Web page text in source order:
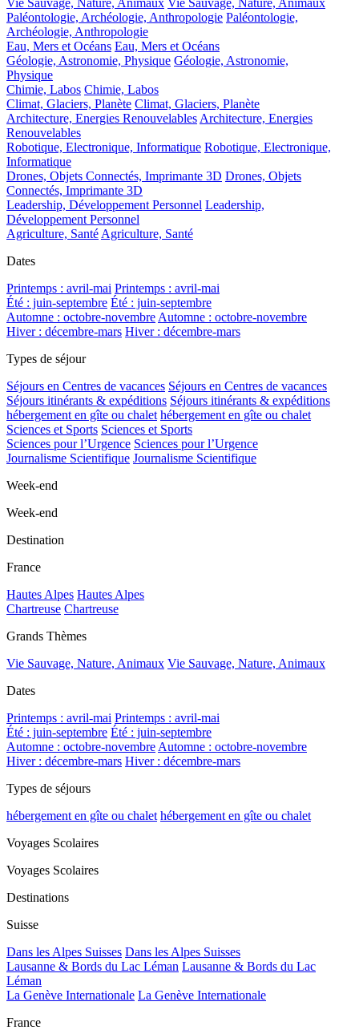
Vie Sauvage, Nature, Animaux Vie Sauvage, Nature, Animaux
Paléontologie, Archéologie, Anthropologie Paléontologie,
Archéologie, Anthropologie
Eau, Mers et Océans Eau, Mers et Océans
Géologie, Astronomie, Physique Géologie, Astronomie,
Physique
Chimie, Labos Chimie, Labos
Climat, Glaciers, Planète Climat, Glaciers, Planète
Architecture, Energies Renouvelables Architecture, Energies
Renouvelables
Robotique, Electronique, Informatique Robotique, Electronique,
Informatique
Drones, Objets Connectés, Imprimante 3D Drones, Objets
Connectés, Imprimante 3D
Leadership, Développement Personnel Leadership,
Développement Personnel
Agriculture, Santé Agriculture, Santé
Dates
Printemps : avril-mai Printemps : avril-mai
Été : juin-septembre Été : juin-septembre
Automne : octobre-novembre Automne : octobre-novembre
Hiver : décembre-mars Hiver : décembre-mars
Types de séjour
Séjours en Centres de vacances Séjours en Centres de vacances
Séjours itinérants & expéditions Séjours itinérants & expéditions
hébergement en gîte ou chalet hébergement en gîte ou chalet
Sciences et Sports Sciences et Sports
Sciences pour l’Urgence Sciences pour l’Urgence
Journalisme Scientifique Journalisme Scientifique
Week-end
Week-end
Destination
France
Hautes Alpes Hautes Alpes
Chartreuse Chartreuse
Grands Thèmes
Vie Sauvage, Nature, Animaux Vie Sauvage, Nature, Animaux
Dates
Printemps : avril-mai Printemps : avril-mai
Été : juin-septembre Été : juin-septembre
Automne : octobre-novembre Automne : octobre-novembre
Hiver : décembre-mars Hiver : décembre-mars
Types de séjours
hébergement en gîte ou chalet hébergement en gîte ou chalet
Voyages Scolaires
Voyages Scolaires
Destinations
Suisse
Dans les Alpes Suisses Dans les Alpes Suisses
Lausanne & Bords du Lac Léman Lausanne & Bords du Lac
Léman
La Genève Internationale La Genève Internationale
France